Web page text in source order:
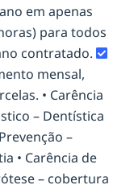
em apenas
para todos
contratado.
mensal,
• Carência
– Dentística
–
• Carência de
– cobertura